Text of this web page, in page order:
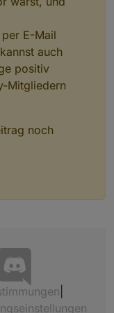
E-Mail
auch
positiv
Mitgliedern
noch